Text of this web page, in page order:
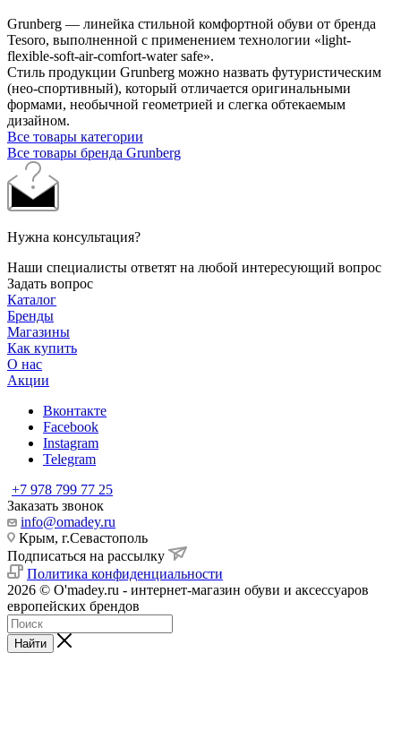
Grunberg — линейка стильной комфортной обуви от бренда
Tesoro, выполненной с применением технологии «light-
flexible-soft-air-comfort-water safe».
Cтиль продукции Grunberg можно назвать футуристическим
(нео-спортивный), который отличается оригинальными
формами, необычной геометрией и слегка обтекаемым
дизайном.
Все товары категории
Все товары бренда Grunberg
Нужна консультация?
Наши специалисты ответят на любой интересующий вопрос
Задать вопрос
Каталог
Бренды
Магазины
Как купить
О нас
Акции
Вконтакте
Facebook
Instagram
Telegram
+7 978 799 77 25
Заказать звонок
info@omadey.ru
Крым, г.Севастополь
Подписаться на рассылку
Политика конфиденциальности
2026 © O'madey.ru - интернет-магазин обуви и аксессуаров
европейских брендов
Найти